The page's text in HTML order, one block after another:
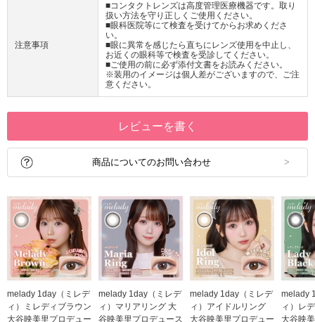
注意事項
■コンタクトレンズは高度管理医療機器です。取り
扱い方法を守り正しくご使用ください。
■眼科医院等にて検査を受けてからお求めくださ
い。
■眼に異常を感じたら直ちにレンズ使用を中止し、
お近くの眼科等で検査を受診してください。
■ご使用の前に必ず添付文書をお読みください。
※装用のイメージは個人差がございますので、ご注
意ください。
レビューを書く
商品についてのお問い合わせ
melady 1day（ミレデ
ィ）ミレディブラウン
大谷映美里プロデュー
melady 1day（ミレデ
ィ）マリアリング 大
谷映美里プロデュース
melady 1day（ミレデ
ィ）アイドルリング
大谷映美里プロデュー
melady
ィ）レ
大谷映